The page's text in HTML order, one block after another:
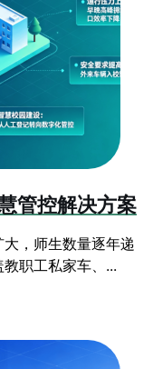
管控解决方案
，师生数量逐年递
职工私家车、...